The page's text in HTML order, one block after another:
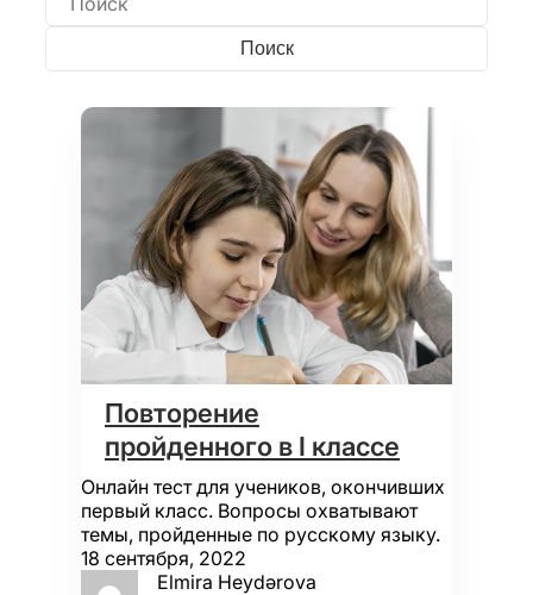
Повторение
пройденного в I классе
Онлайн тест для учеников, окончивших
первый класс. Вопросы охватывают
темы, пройденные по русскому языку.
18 сентября, 2022
Elmira Heydərova